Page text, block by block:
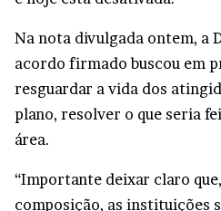
Na nota divulgada ontem, a
acordo firmado buscou em
resguardar a vida dos
plano, resolver o que seria
área.
“Importante deixar claro
composição, as instituições